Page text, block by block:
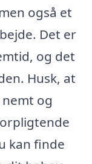
også et
Det er
og det
Husk, at
og
kan finde